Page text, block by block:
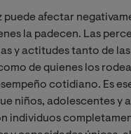
puede afectar
la padecen. Las
y actitudes tanto de
de quienes los
cotidiano. Es
niños, adolescentes y
individuos